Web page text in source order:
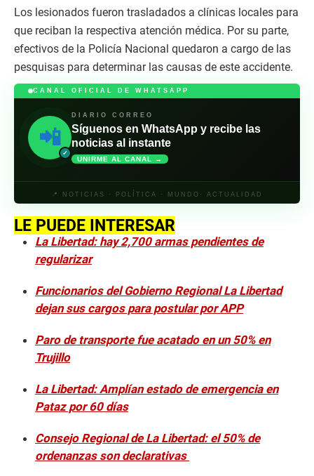
Los lesionados fueron trasladados a clínicas locales para
que reciban la respectiva atención médica. Por su parte,
efectivos de la Policía Nacional quedaron a cargo de las
pesquisas para determinar las causas de este accidente.
CANAL OFICIAL DE WHATSAPP
📲
✓
DIARIO CORREO
Síguenos en WhatsApp y recibe las
noticias al instante
UNIRME AL CANAL →
📍 NOTICIAS · POLÍTICA · MUNDO· ACTUALIDAD
LE PUEDE INTERESAR
La Libertad: hay 2,700 armas pendientes de
regularizar
Funcionarios del Gobierno Regional La Libertad
dejan sus cargos para postular por APP
Paro de transporte fue acatado en un 50% en
Trujillo
La Libertad: Amplían estado de emergencia en
Pataz por 60 días
Consejo Regional de La Libertad: el 50% de
ordenanzas son declarativas